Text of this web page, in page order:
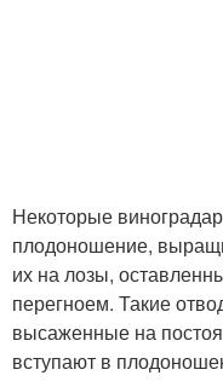
Некоторые
плодоношение,
их на лозы,
перегноем. Такие
высаженные на
вступают в